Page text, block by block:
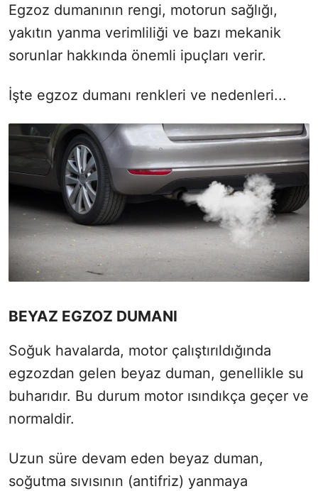
Egzoz dumanının rengi, motorun sağlığı,
yakıtın yanma verimliliği ve bazı mekanik
sorunlar hakkında önemli ipuçları verir.
İşte egzoz dumanı renkleri ve nedenleri...
BEYAZ EGZOZ DUMANI
Soğuk havalarda, motor çalıştırıldığında
egzozdan gelen beyaz duman, genellikle su
buharıdır. Bu durum motor ısındıkça geçer ve
normaldir.
Uzun süre devam eden beyaz duman,
soğutma sıvısının (antifriz) yanmaya